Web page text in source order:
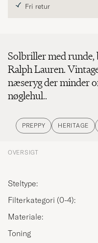
Fri retur
Solbriller med runde,
Ralph Lauren.
næseryg der minder
nøglehul..
PREPPY HERITAGE
OVERSIGT
Steltype:
Filterkategori (0-4):
Materiale:
Toning